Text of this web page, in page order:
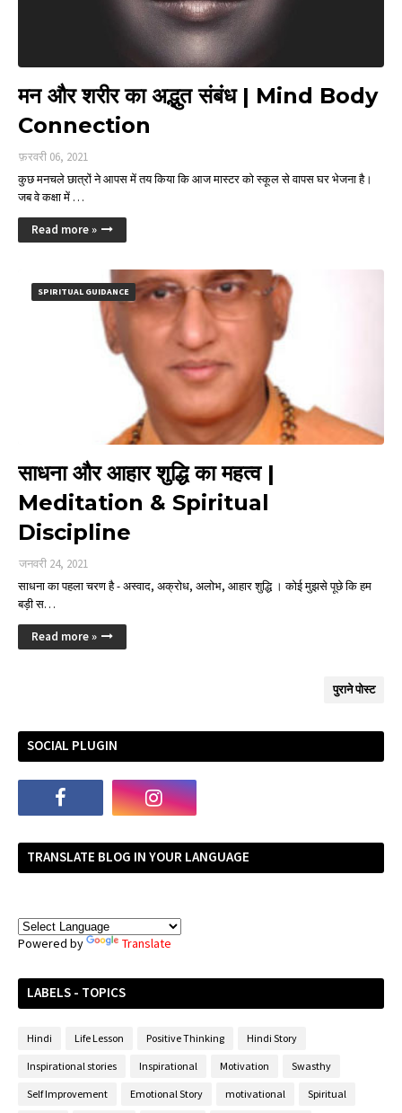
मन और शरीर का अद्भुत संबंध | Mind Body
Connection
फ़रवरी 06, 2021
कुछ मनचले छात्रों ने आपस में तय किया कि आज मास्टर को स्कूल से वापस घर भेजना है।
जब वे कक्षा में …
Read more »
SPIRITUAL GUIDANCE
साधना और आहार शुद्धि का महत्व |
Meditation & Spiritual
Discipline
जनवरी 24, 2021
साधना का पहला चरण है - अस्वाद, अक्रोध, अलोभ, आहार शुद्धि । कोई मुझसे पूछे कि हम
बड़ी स…
Read more »
पुराने पोस्ट
SOCIAL PLUGIN
TRANSLATE BLOG IN YOUR LANGUAGE
Powered by Translate
LABELS - TOPICS
Hindi Life Lesson Positive Thinking Hindi Story
Inspirational stories Inspirational Motivation Swasthy
Self Improvement Emotional Story motivational Spiritual